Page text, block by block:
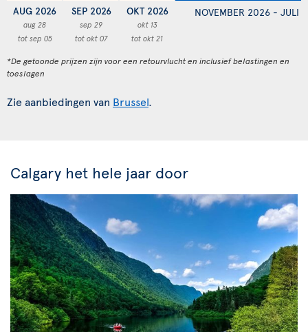
AUG 2026
aug 28
tot sep 05
SEP 2026
sep 29
tot okt 07
OKT 2026
okt 13
tot okt 21
NOVEMBER 2026 - JULI
*De getoonde prijzen zijn voor een retourvlucht en inclusief belastingen en
toeslagen
Zie aanbiedingen van Brussel.
Calgary het hele jaar door